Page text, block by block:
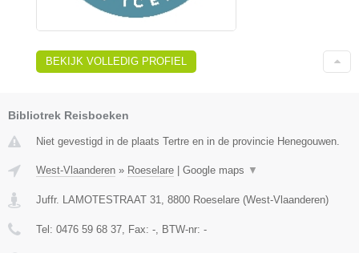
BEKIJK VOLLEDIG PROFIEL
Bibliotrek Reisboeken
Niet gevestigd in de plaats Tertre en in de provincie Henegouwen.
West-Vlaanderen » Roeselare Google maps ▼
Juffr. LAMOTESTRAAT 31, 8800 Roeselare (West-Vlaanderen)
Tel: 0476 59 68 37, Fax: -, BTW-nr: -